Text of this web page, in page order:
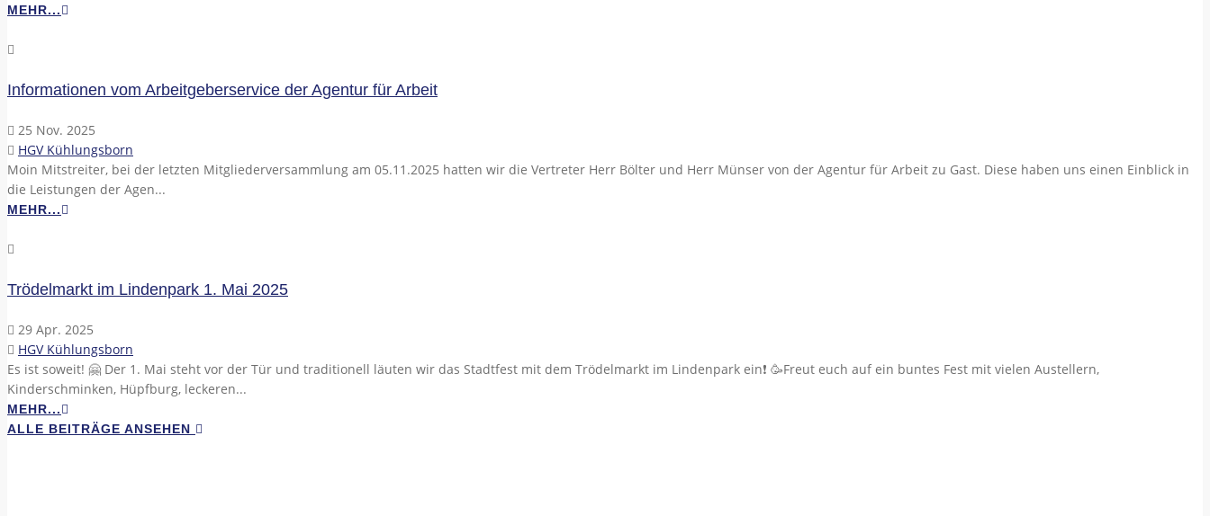
MEHR...
Informationen vom Arbeitgeberservice der Agentur für Arbeit
25 Nov. 2025
HGV Kühlungsborn
Moin Mitstreiter, bei der letzten Mitgliederversammlung am 05.11.2025 hatten wir die Vertreter Herr Bölter und Herr Münser von der Agentur für Arbeit zu Gast. Diese haben uns einen Einblick in
die Leistungen der Agen...
MEHR...
Trödelmarkt im Lindenpark 1. Mai 2025
29 Apr. 2025
HGV Kühlungsborn
Es ist soweit! 🤗 Der 1. Mai steht vor der Tür und traditionell läuten wir das Stadtfest mit dem Trödelmarkt im Lindenpark ein❗ 🥳Freut euch auf ein buntes Fest mit vielen Austellern,
Kinderschminken, Hüpfburg, leckeren...
MEHR...
ALLE BEITRÄGE ANSEHEN